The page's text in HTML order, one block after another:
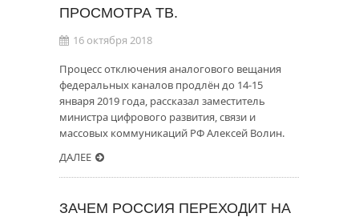
ПРОСМОТРА ТВ.
16 октября 2018
Процесс отключения аналогового вещания
федеральных каналов продлён до 14-15
января 2019 года, рассказал заместитель
министра цифрового развития, связи и
массовых коммуникаций РФ Алексей Волин.
ДАЛЕЕ
ЗАЧЕМ РОССИЯ ПЕРЕХОДИТ НА